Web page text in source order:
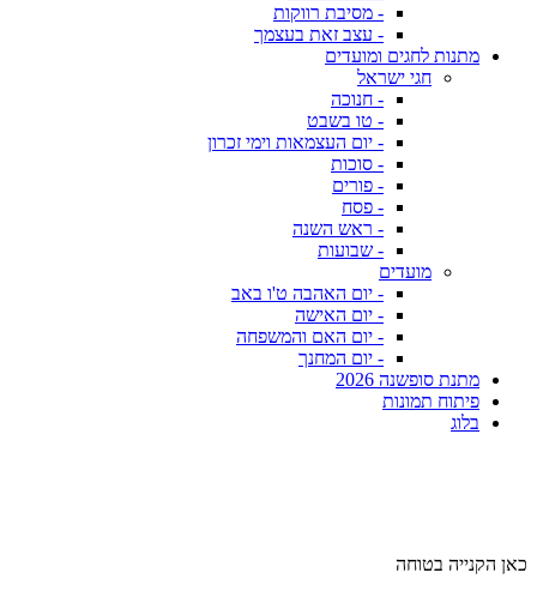
- מסיבת רווקות
- עצב זאת בעצמך
מתנות לחגים ומועדים
חגי ישראל
- חנוכה
- טו בשבט
- יום העצמאות וימי זכרון
- סוכות
- פורים
- פסח
- ראש השנה
- שבועות
מועדים
- יום האהבה ט'ו באב
- יום האישה
- יום האם והמשפחה
- יום המחנך
מתנת סופשנה 2026
פיתוח תמונות
בלוג
כאן הקנייה בטוחה